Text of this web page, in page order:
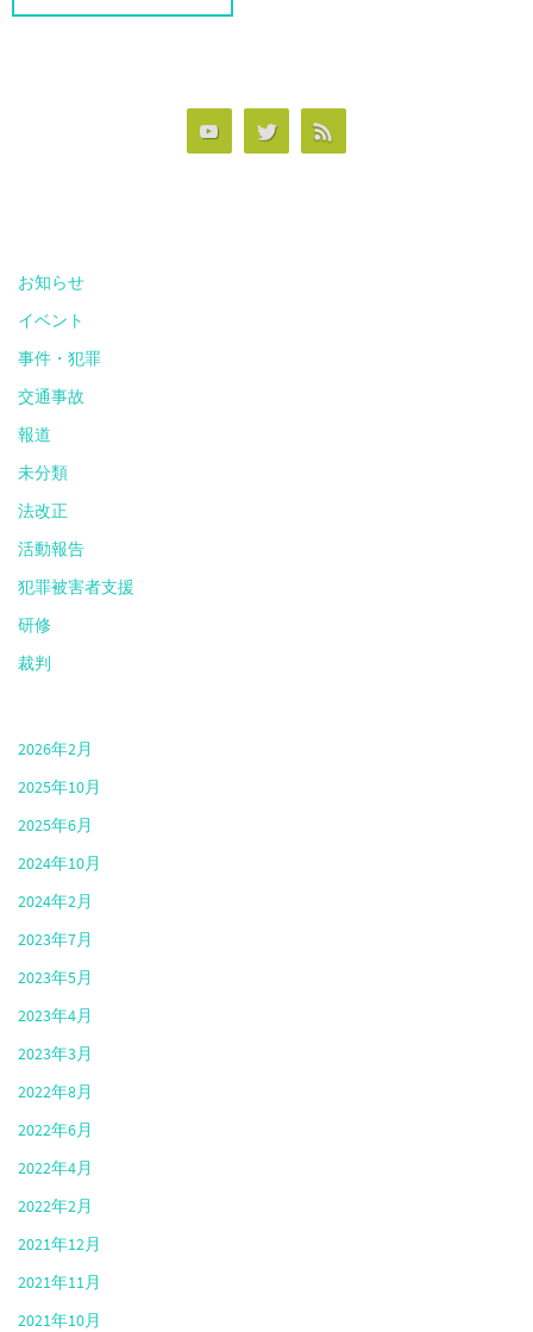
お知らせ
イベント
事件・犯罪
交通事故
報道
未分類
法改正
活動報告
犯罪被害者支援
研修
裁判
2026年2月
2025年10月
2025年6月
2024年10月
2024年2月
2023年7月
2023年5月
2023年4月
2023年3月
2022年8月
2022年6月
2022年4月
2022年2月
2021年12月
2021年11月
2021年10月